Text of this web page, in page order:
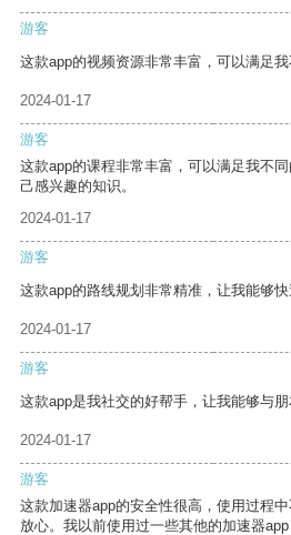
游客
这款app的视频资源非常丰富，可以满足我
2024-01-17
游客
这款app的课程非常丰富，可以满足我不
己感兴趣的知识。
2024-01-17
游客
这款app的路线规划非常精准，让我能够快
2024-01-17
游客
这款app是我社交的好帮手，让我能够与
2024-01-17
游客
这款加速器app的安全性很高，使用过程
放心。我以前使用过一些其他的加速器